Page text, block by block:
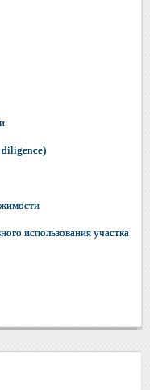
diligence)
использования участка